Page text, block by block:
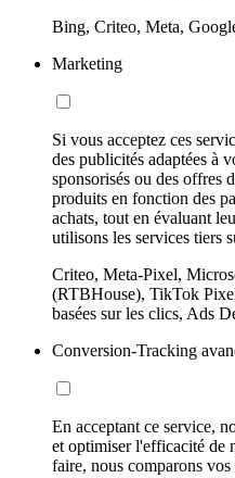
Bing, Criteo, Meta,
Marketing
Si vous acceptez ces
des publicités adaptées à
sponsorisés ou des offres
produits en fonction des
achats, tout en évaluant
utilisons les services tiers
Criteo, Meta-Pixel,
(RTBHouse), TikTok
basées sur les clics, Ads
Conversion-Tracking
En acceptant ce service,
et optimiser l'efficacité de
faire, nous comparons